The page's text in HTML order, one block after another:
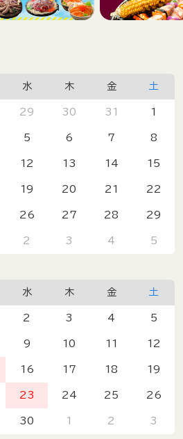
水 木 金 土
29 30 31 1
5 6 7 8
12 13 14 15
19 20 21 22
26 27 28 29
2 3 4 5
水 木 金 土
2 3 4 5
9 10 11 12
16 17 18 19
23 24 25 26
30 1 2 3